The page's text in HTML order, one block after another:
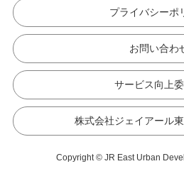
プライバシーポ
お問い合わ
サービス向上
株式会社ジェイアール
Copyright © JR East Urban